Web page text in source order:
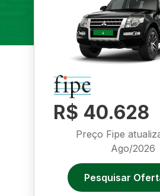
R$ 40.628
Preço Fipe
Ago/2026
Pesquisar